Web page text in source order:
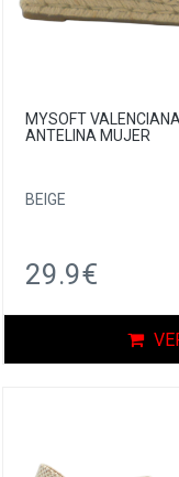
MYSOFT
ANTELINA MUJER
BEIGE
29.9€